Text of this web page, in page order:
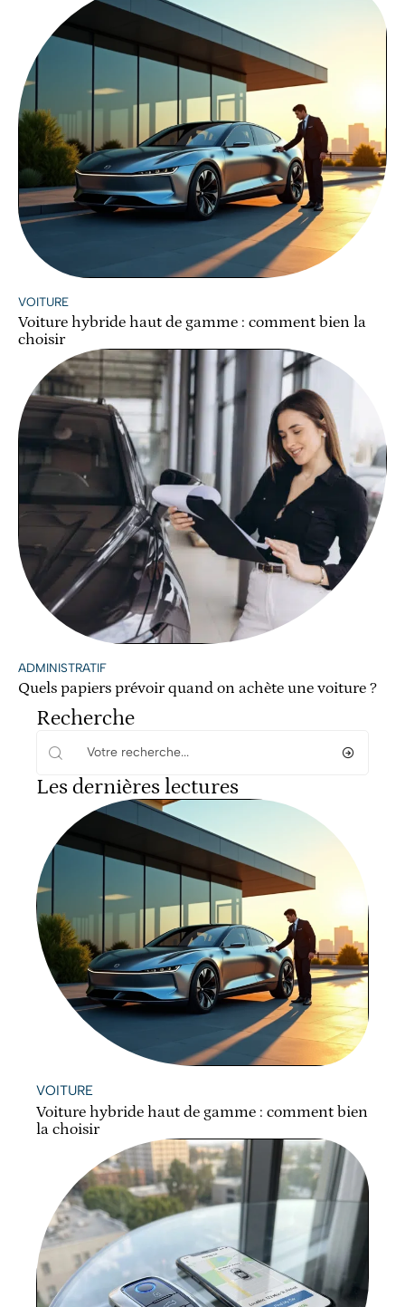
VOITURE
Voiture hybride haut de gamme : comment bien la
choisir
ADMINISTRATIF
Quels papiers prévoir quand on achète une voiture ?
Recherche
Les dernières lectures
VOITURE
Voiture hybride haut de gamme : comment bien
la choisir